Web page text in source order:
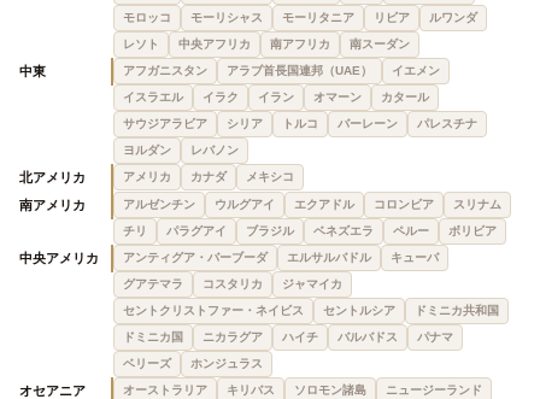
モロッコ
モーリシャス モーリタニア リビア
ルワンダ
レソト
中央アフリカ 南アフリカ 南スーダン
中東 アフガニスタン アラブ首長国連邦（UAE）
イエメン
イスラエル
イラク イラン オマーン
カタール
サウジアラビア
シリア トルコ バーレーン
パレスチナ
ヨルダン
レバノン
北アメリカ アメリカ カナダ メキシコ
南アメリカ アルゼンチン ウルグアイ エクアドル コロンビア
スリナム
チリ
パラグアイ ブラジル ベネズエラ ペルー ボリビア
中央アメリカ アンティグア・バーブーダ エルサルバドル
キューバ
グアテマラ
コスタリカ
ジャマイカ
セントクリストファー・ネイビス
セントルシア
ドミニカ共和国
ドミニカ国
ニカラグア ハイチ バルバドス
パナマ
ベリーズ
ホンジュラス
オセアニア オーストラリア キリバス ソロモン諸島 ニュージーランド